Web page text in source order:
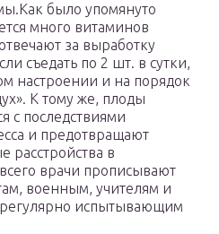
было упомянуто
много витаминов
за выработку
съедать по 2 шт. в сутки,
настроении и на порядок
К тому же, плоды
с последствиями
и предотвращают
в
врачи прописывают
военным, учителям и
испытывающим